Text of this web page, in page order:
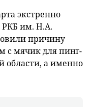
экстренно
РКБ им. Н.А.
причину
с мячик для пинг-
области, а именно